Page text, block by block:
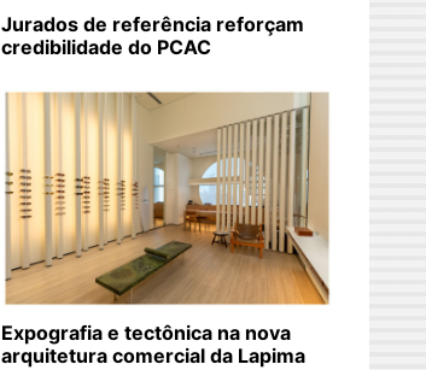
Jurados de referência reforçam
credibilidade do PCAC
Expografia e tectônica na nova
arquitetura comercial da Lapima